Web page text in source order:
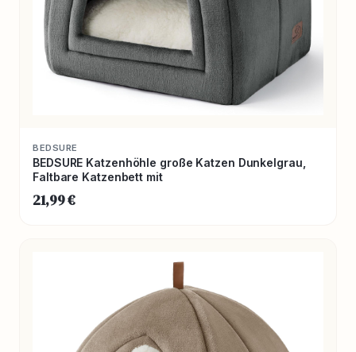
BEDSURE
BEDSURE Katzenhöhle große Katzen Dunkelgrau,
Faltbare Katzenbett mit
21,99 €